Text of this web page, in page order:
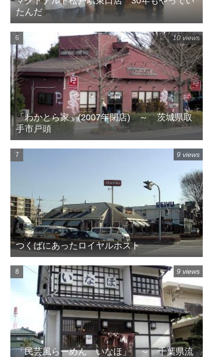
たんだ
「わかとら家」(2007年閉店) ～ 茨城県取
手市戸頭
10 views
つくばにあったロイヤルホスト
9 views
「民芸風らーめん いなほ」 ～ 千葉県流
9 views